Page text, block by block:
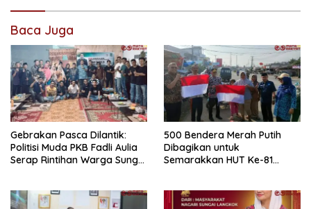
Baca Juga
Gebrakan Pasca Dilantik:
Politisi Muda PKB Fadli Aulia
Serap Rintihan Warga Sungai
500 Bendera Merah Putih
Dibagikan untuk
Semarakkan HUT Ke-81